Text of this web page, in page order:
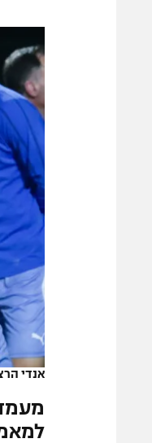
תקנון
תקנון עבור
תקנון עבור
טניס
גיימינג E-Sports
תנאי
מדיניות
תקנון
רשיון
הצטרפות
לוח דרושים –
תגיות
המגזיןאנדי